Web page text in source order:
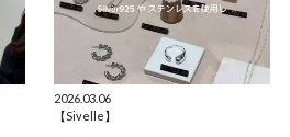
2026.03.06
【Sivelle】